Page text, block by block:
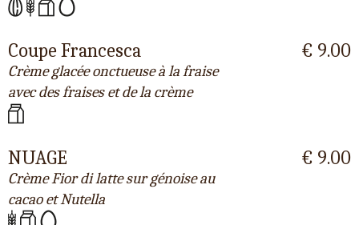
Coupe Francesca
Crème glacée onctueuse à la fraise
avec des fraises et de la crème
€ 9.00
NUAGE
Crème Fior di latte sur génoise au
cacao et Nutella
€ 9.00